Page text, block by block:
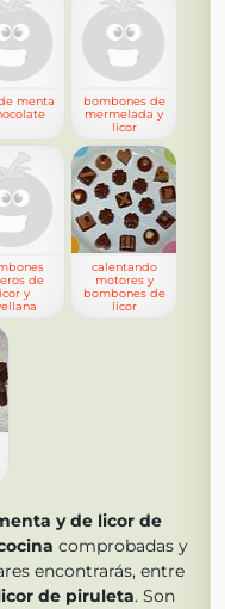
menta
bombones de
mermelada y
licor
de
y
calentando
motores y
bombones de
licor
y de licor de
comprobadas y
encontrarás, entre
de piruleta. Son